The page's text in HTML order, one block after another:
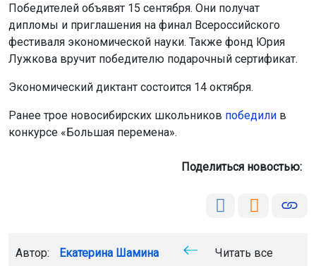
Победителей объявят 15 сентября. Они получат
дипломы и приглашения на финал Всероссийского
фестиваля экономической науки. Также фонд Юрия
Лужкова вручит победителю подарочный сертификат.
Экономический диктант состоится 14 октября.
Ранее трое новосибирских школьников победили в
конкурсе «Большая перемена».
Поделиться новостью:
Автор: Екатерина Шамина
Читать все